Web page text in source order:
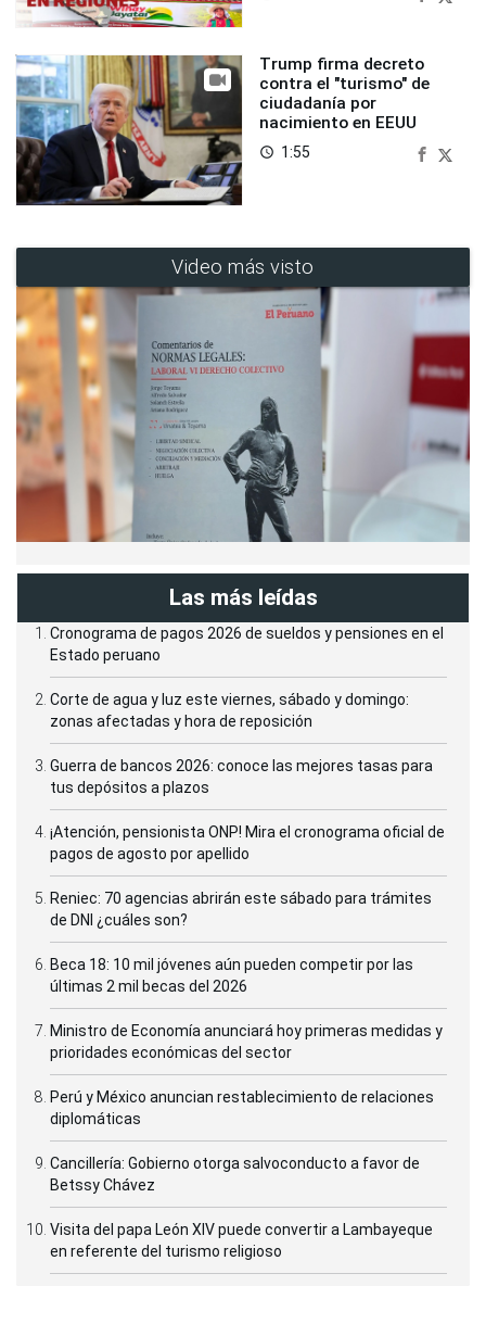
Trump firma decreto
contra el "turismo" de
ciudadanía por
nacimiento en EEUU
access_time 1:55
Video más visto
Las más leídas
Cronograma de pagos 2026 de sueldos y pensiones en el
Estado peruano
Corte de agua y luz este viernes, sábado y domingo:
zonas afectadas y hora de reposición
Guerra de bancos 2026: conoce las mejores tasas para
tus depósitos a plazos
¡Atención, pensionista ONP! Mira el cronograma oficial de
pagos de agosto por apellido
Reniec: 70 agencias abrirán este sábado para trámites
de DNI ¿cuáles son?
Beca 18: 10 mil jóvenes aún pueden competir por las
últimas 2 mil becas del 2026
Ministro de Economía anunciará hoy primeras medidas y
prioridades económicas del sector
Perú y México anuncian restablecimiento de relaciones
diplomáticas
Cancillería: Gobierno otorga salvoconducto a favor de
Betssy Chávez
Visita del papa León XIV puede convertir a Lambayeque
en referente del turismo religioso